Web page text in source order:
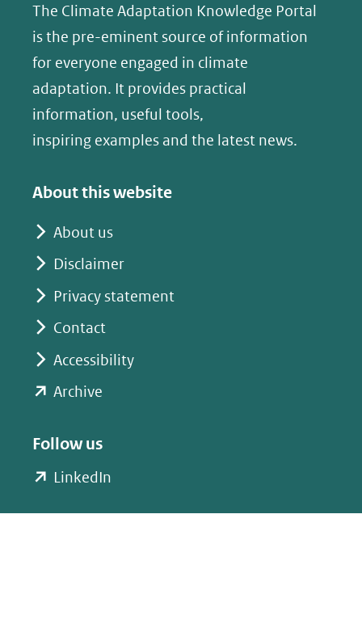
The Climate Adaptation Knowledge Portal
is the pre-eminent source of information
for everyone engaged in climate
adaptation. It provides practical
information, useful tools,
inspiring examples and the latest news.
About this website
About us
Disclaimer
Privacy statement
Contact
Accessibility
Archive
nieuw
Follow us
LinkedIn